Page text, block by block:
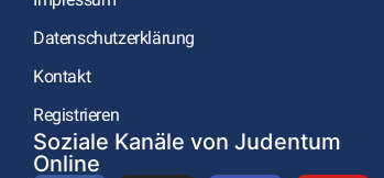
Datenschutzerklärung
Kontakt
Registrieren
Soziale Kanäle von Judentum
Online